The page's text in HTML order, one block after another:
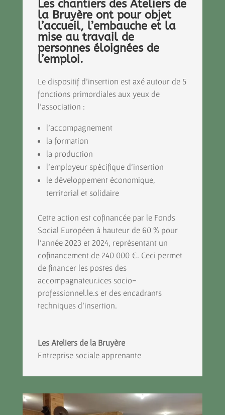
Les chantiers des Ateliers de
la Bruyère ont pour objet
l’accueil, l’embauche et la
mise au travail de
personnes éloignées de
l’emploi.
Le dispositif d’insertion est axé autour de 5
fonctions primordiales aux yeux de
l’association :
l’accompagnement
la formation
la production
l’employeur spécifique d’insertion
le développement économique,
territorial et solidaire
Cette action est cofinancée par le Fonds
Social Européen à hauteur de 60 % pour
l’année 2023 et 2024, représentant un
cofinancement de 240 000 €. Ceci permet
de financer les postes des
accompagnateur.ices socio-
professionnel.le.s et des encadrants
techniques d’insertion.
Les Ateliers de la Bruyère
Entreprise sociale apprenante